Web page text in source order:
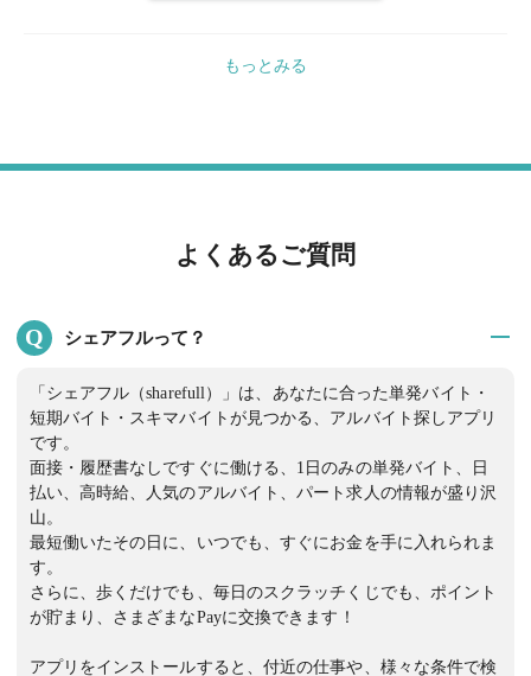
もっとみる
よくあるご質問
Q シェアフルって？
「シェアフル（sharefull）」は、あなたに合った単発バイト・
短期バイト・スキマバイトが見つかる、アルバイト探しアプリ
です。
面接・履歴書なしですぐに働ける、1日のみの単発バイト、日
払い、高時給、人気のアルバイト、パート求人の情報が盛り沢
山。
最短働いたその日に、いつでも、すぐにお金を手に入れられま
す。
さらに、歩くだけでも、毎日のスクラッチくじでも、ポイント
が貯まり、さまざまなPayに交換できます！
アプリをインストールすると、付近の仕事や、様々な条件で検